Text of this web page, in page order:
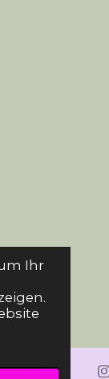
Ihr